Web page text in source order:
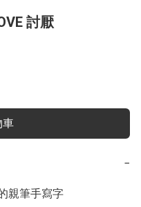
討厭
車
−
親筆手寫字